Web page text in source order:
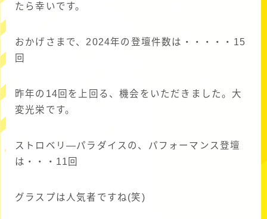
たら幸いです。
おかげさまで、2024年の登壇件数は・・・・・15
回
昨年の14回を上回る、機会をいただきました。大
変光栄です。
ストロベリ―パラダイスの、パフォーマンス登壇
は・・・11回
グラスプは人気者ですね(笑)